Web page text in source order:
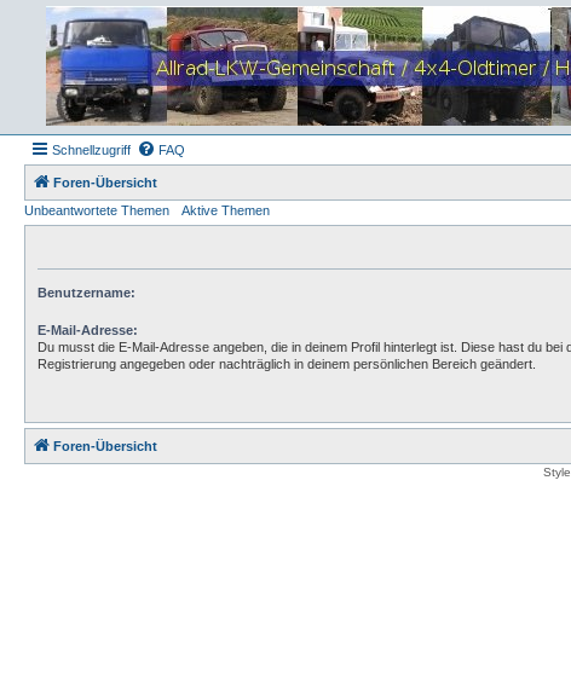
Schnellzugriff FAQ
Foren-Übersicht
Unbeantwortete Themen
Aktive Themen
Benutzername:
E-Mail-Adresse:
Du musst die E-Mail-Adresse angeben, die in deinem Profil hinterlegt ist. Diese hast du bei
Registrierung angegeben oder nachträglich in deinem persönlichen Bereich geändert.
Foren-Übersicht